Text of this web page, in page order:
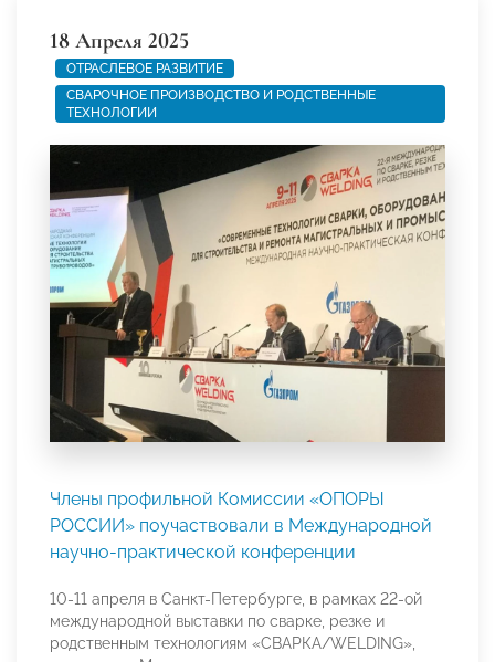
18 Апреля 2025
ОТРАСЛЕВОЕ РАЗВИТИЕ
СВАРОЧНОЕ ПРОИЗВОДСТВО И РОДСТВЕННЫЕ
ТЕХНОЛОГИИ
Члены профильной Комиссии «ОПОРЫ
РОССИИ» поучаствовали в Международной
научно-практической конференции
10-11 апреля в Санкт-Петербурге, в рамках 22-ой
международной выставки по сварке, резке и
родственным технологиям «СВАРКА/WELDING»,